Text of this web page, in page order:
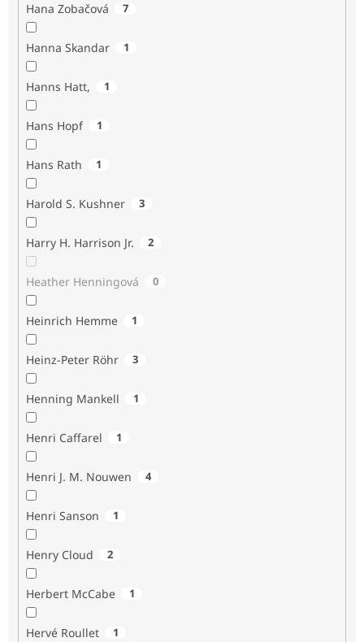
Hana Zobačová 7
Hanna Skandar 1
Hanns Hatt, 1
Hans Hopf 1
Hans Rath 1
Harold S. Kushner 3
Harry H. Harrison Jr. 2
Heather Henningová 0
Heinrich Hemme 1
Heinz-Peter Röhr 3
Henning Mankell 1
Henri Caffarel 1
Henri J. M. Nouwen 4
Henri Sanson 1
Henry Cloud 2
Herbert McCabe 1
Hervé Roullet 1